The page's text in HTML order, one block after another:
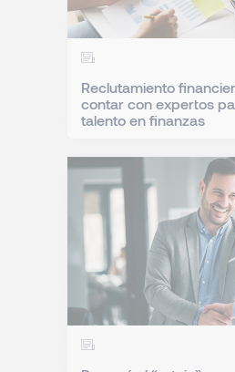
Reclutamiento
contar con expertos
talento en finanzas